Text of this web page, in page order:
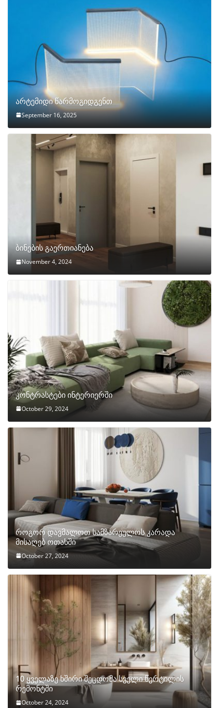
არტემიდი წარმოგიდგენთ
September 16, 2025
ბინების გაერთიანება
November 4, 2024
კონტრასტები ინტერიერში
October 29, 2024
როგორ დავმალოთ სამზარეულოს კარადა
მისაღებ ოთახში
October 27, 2024
10 ყველაზე ხშირი შეცდომა სველი წერტილის
რემონტში
October 24, 2024